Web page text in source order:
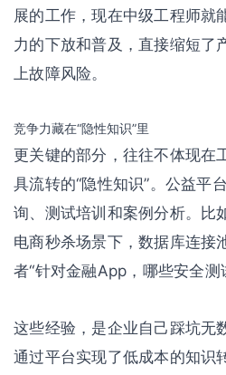
展的工作，现在中级工程师就
力的下放和普及，直接缩短了
上故障风险。
竞争力藏在“隐性知识”里
更关键的部分，往往不体现在
具流转的“隐性知识”。公益平
询、测试培训和案例分析。比
电商秒杀场景下，数据库连接
者“针对金融App，哪些安全测
这些经验，是企业自己踩坑无
通过平台实现了低成本的知识